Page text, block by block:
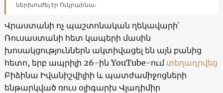
ներխուժել էր Ուկրաինա։
Վրաստանի ոչ պաշտոնական ղեկավարի՝
Ռուսաստանի հետ կապերի մասին
խոսակցություններն ակտիվացել են այն բանից
հետո, երբ ապրիլի 26-ին YouTube-ում տեղադրվեց
Բիձինա Իվանիշվիլիի և պատժամիջոցների
ենթարկված ռուս օլիգարխ Վլադիմիր